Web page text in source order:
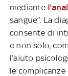
mediante
sangue”. La
consente di
e non solo,
l’aiuto
le